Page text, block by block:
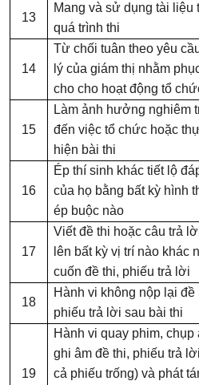
13
Mang và sử dụng tài liệu
quá trình thi
14
Từ chối tuân theo yêu
lý của giám thị nhằm
cho cho hoạt động tổ
15
Làm ảnh hưởng nghiêm
đến việc tổ chức hoặc
hiện bài thi
16
Ép thí sinh khác tiết lộ
của họ bằng bất kỳ hình
ép buộc nào
17
Viết đề thi hoặc câu trả
lên bất kỳ vị trí nào khác
cuốn đề thi, phiếu trả lời
18
Hành vi không nộp lại đề
phiếu trả lời sau bài thi
19
Hành vi quay phim, chụp
ghi âm đề thi, phiếu trả
cả phiếu trống) và phát